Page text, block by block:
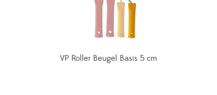
VP Roller Beugel Basis 5 cm